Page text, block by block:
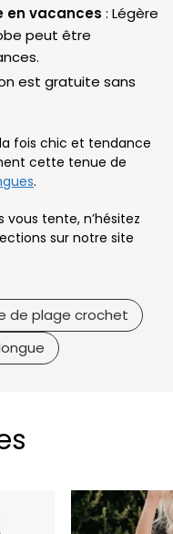
en vacances : Légère
peut être
est gratuite sans
fois chic et tendance
cette tenue de
.
tente, n’hésitez
sur notre site
de plage crochet